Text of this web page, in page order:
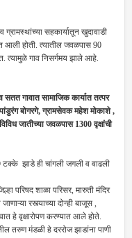
सहकार्यातून खुदावाडी
आली होती. त्यातील जवळपास 90
त्यामुळे गाव निसर्गमय झाले आहे.
सतत गावात सामाजिक कार्यात तत्पर
बोगरगे, ग्रामसेवक महेश मोकाशे ,
जातीच्या जवळपास 1300 वृक्षांची
टक्के झाडे ही चांगली जगली व वाढली
परिषद शाळा परिसर, मारुती मंदिर
रस्त्याच्या दोन्ही बाजूस ,
हे वृक्षारोपण करण्यात आले होते.
तरुण मंडळी हे दररोज झाडांना पाणी